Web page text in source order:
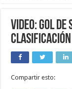
VIDEO: Gol
Clasificación
Compartir esto: